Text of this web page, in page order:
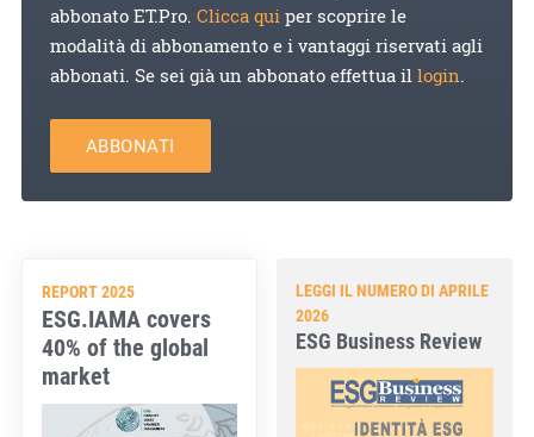
abbonato ET.Pro. Clicca quiper scoprire le
modalità di abbonamento e i vantaggi riservati agli
abbonati. Se sei già un abbonato effettua illogin.
ABBONATI
REPORT 2025
ESG.IAMA covers
40% of the global
market
LEGGI IL NUMERO DI APRILE
2026
ESG Business Review